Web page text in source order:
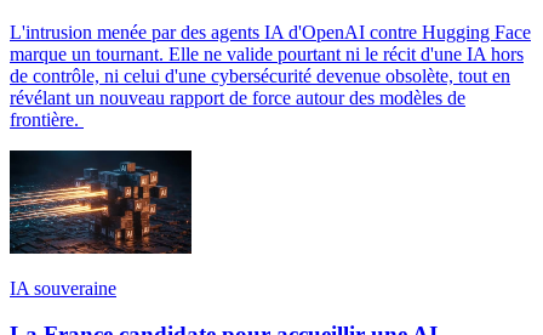
L'intrusion menée par des agents IA d'OpenAI contre Hugging Face
marque un tournant. Elle ne valide pourtant ni le récit d'une IA hors
de contrôle, ni celui d'une cybersécurité devenue obsolète, tout en
révélant un nouveau rapport de force autour des modèles de
frontière.
IA souveraine